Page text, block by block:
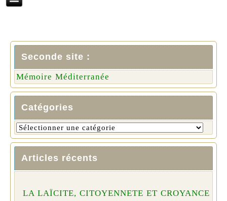
Seconde site :
Mémoire Méditerranée
Catégories
Articles récents
LA LAÏCITE, CITOYENNETE ET CROYANCE